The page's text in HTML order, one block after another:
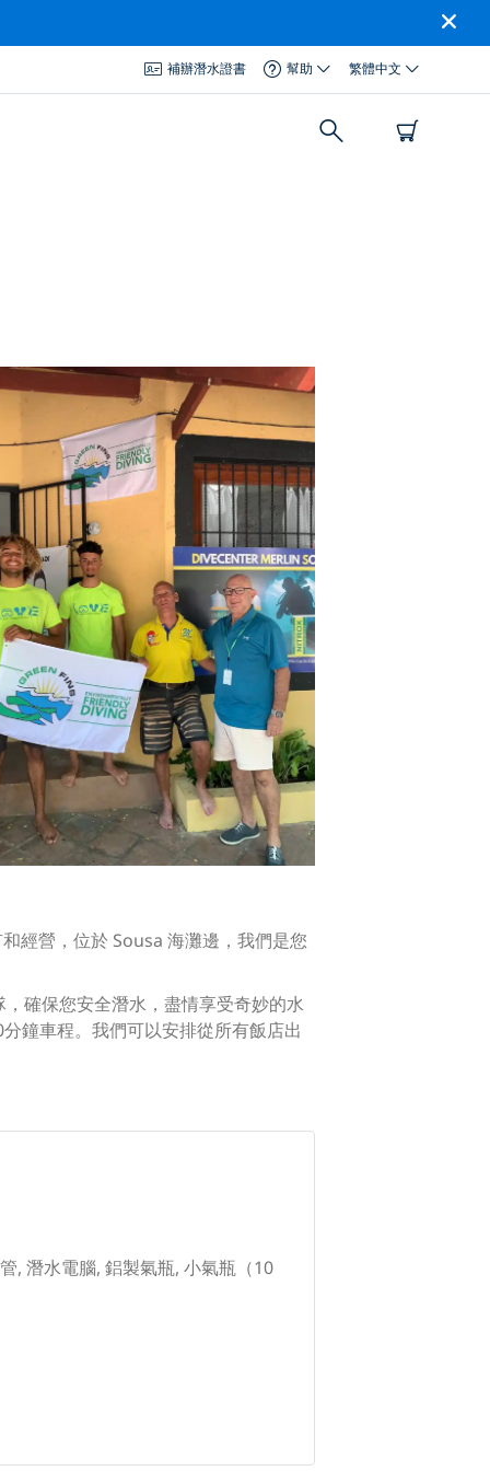
補辦潛水證書 幫助 繁體中文
經營，位於 Sousa 海灘邊，我們是您
確保您安全潛水，盡情享受奇妙的水
鐘車程。我們可以安排從所有飯店出
, 潛水電腦, 鋁製氣瓶, 小氣瓶（10